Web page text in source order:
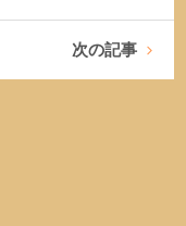
次の記事